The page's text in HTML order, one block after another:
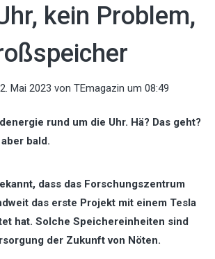
kein Problem,
Mai 2023 von TEmagazin um 08:49
rund um die Uhr. Hä? Das geht?
bald.
dass das Forschungszentrum
das erste Projekt mit einem Tesla
hat. Solche Speichereinheiten sind
der Zukunft von Nöten.